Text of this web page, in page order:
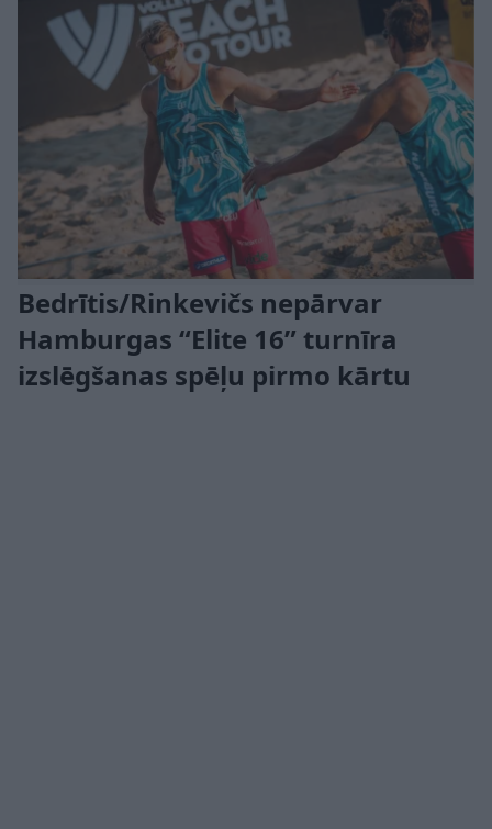
Bedrītis/Rinkevičs nepārvar
Hamburgas “Elite 16” turnīra
izslēgšanas spēļu pirmo kārtu